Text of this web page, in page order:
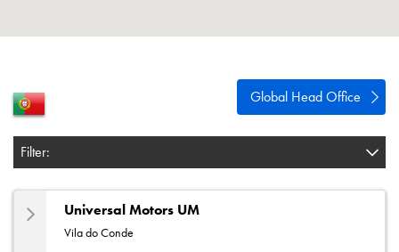
Global Head Office
Filter:
Universal Motors UM
Vila do Conde
Mapa del sitio
iSource Acceso